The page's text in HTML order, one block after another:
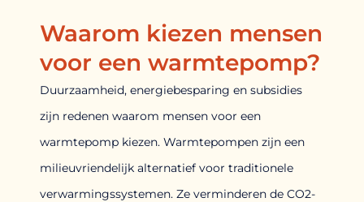
Waarom kiezen mensen
voor een warmtepomp?
Duurzaamheid, energiebesparing en subsidies
zijn redenen waarom mensen voor een
warmtepomp kiezen. Warmtepompen zijn een
milieuvriendelijk alternatief voor traditionele
verwarmingssystemen. Ze verminderen de CO2-